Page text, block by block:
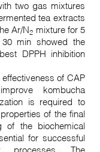
two gas mixtures
tea extracts
Ar/N
2
mixture for 5
min showed the
DPPH inhibition
of CAP
kombucha
is required to
of the final
of the biochemical
for successful
processes. The